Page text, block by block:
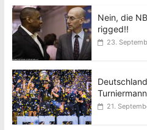
Nein, die
rigged!!
23.
21.